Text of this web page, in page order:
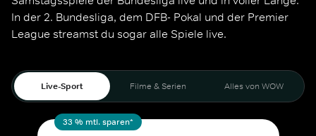
In der 2. Bundesliga, dem DFB- Pokal und der Premier
League streamst du sogar alle Spiele live.
Live-Sport Filme & Serien Alles von WOW
33 % mtl. sparen*